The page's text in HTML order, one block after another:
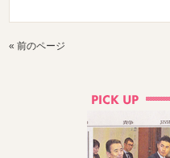
« 前のページ